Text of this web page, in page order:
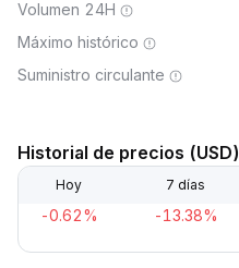
Volumen 24H
Máximo histórico
Suministro circulante
Historial de precios (USD)
Hoy 7 días
-0.62% -13.38%